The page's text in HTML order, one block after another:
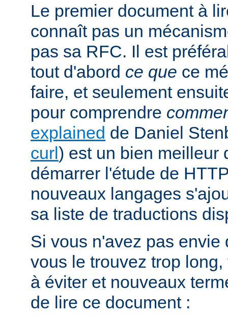
Le premier document à
connaît pas un
pas sa RFC. Il est
tout d'abord ce que ce
faire, et seulement
pour comprendre
explained de Daniel
curl) est un bien meilleur
démarrer l'étude de
nouveaux langages
sa liste de traductions
Si vous n'avez pas envie
vous le trouvez trop
à éviter et nouveaux
de lire ce document :